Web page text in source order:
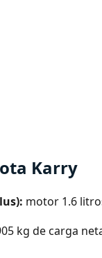
Karry
motor 1.6
kg de carga